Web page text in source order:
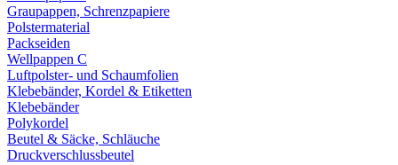
Graupappen, Schrenzpapiere
Polstermaterial
Packseiden
Wellpappen C
Luftpolster- und Schaumfolien
Klebebänder, Kordel & Etiketten
Klebebänder
Polykordel
Beutel & Säcke, Schläuche
Druckverschlussbeutel